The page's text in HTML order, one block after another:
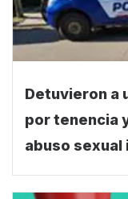
Detuvieron a
por tenencia
abuso sexual